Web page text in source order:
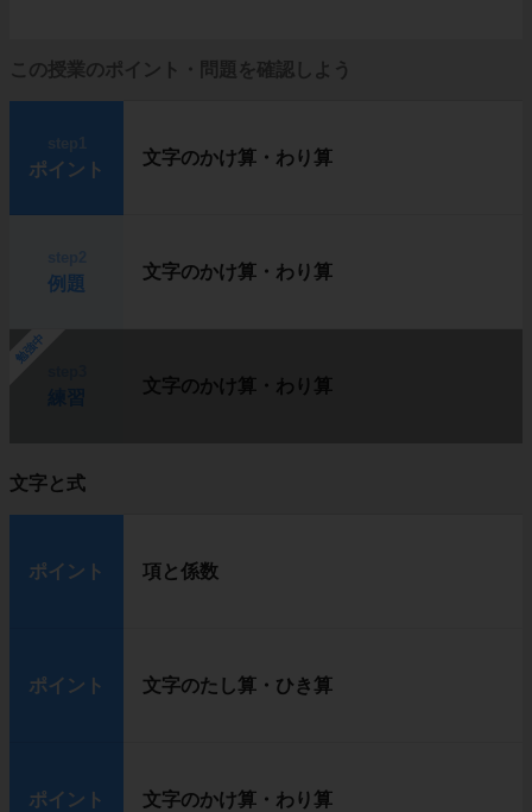
この授業のポイント・問題を確認しよう
ポイント
文字のかけ算・わり算
例題
文字のかけ算・わり算
勉強中
文字のかけ算・わり算
文字と式
ポイント 項と係数
ポイント 文字のたし算・ひき算
ポイント 文字のかけ算・わり算